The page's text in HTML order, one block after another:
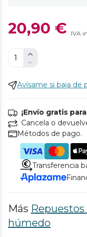
20,90 € IVA
Avísame si baja de
¡Envío gratis
Cancela o
Métodos de pago.
Transferencia
Más Repuestos
húmedo